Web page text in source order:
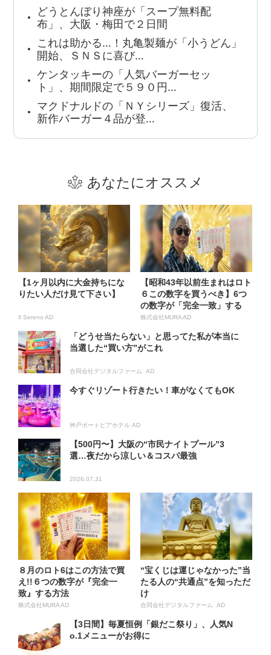
どうとんぼり神座が「スープ無料配
布」、大阪・梅田で２日間
これは助かる…！丸亀製麺が「小うどん」
開始、ＳＮＳに喜び…
ケンタッキーの「人気バーガーセッ
ト」、期間限定で５９０円…
マクドナルドの「ＮＹシリーズ」復活、
新作バーガー４品が登…
あなたにオススメ
【1ヶ月以内に大金持ちにな
りたい人だけ見て下さい】
Il Sereno AD
【昭和43年以前生まれはロト
６この数字を買うべき】6つ
の数字が「完全一致」する
方...
株式会社MURA AD
「どうせ当たらない」と思ってた私が本当に
当選した“買い方”がこれ
合同会社デジタルファーム AD
今すぐリゾート行きたい！車がなくてもOK
神戸ポートピアホテル AD
【500円〜】大阪の“市民ナイトプール”3
選…夜だから涼しい＆コスパ最強
2026.07.31
８月のロト6はこの方法で買
え!!６つの数字が『完全一
致』する方法
株式会社MURA AD
“宝くじは運じゃなかった”当
たる人の“共通点”を知っただ
け
合同会社デジタルファーム AD
【3日間】毎夏恒例「銀だこ祭り」、人気N
o.1メニューがお得に